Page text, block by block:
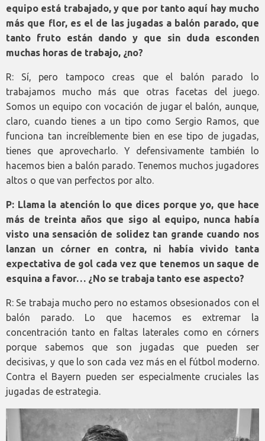
equipo está trabajado, y que por tanto aquí hay mucho
más que flor, es el de las jugadas a balón parado, que
tanto fruto están dando y que sin duda esconden
muchas horas de trabajo, ¿no?
R: Sí, pero tampoco creas que el balón parado lo
trabajamos mucho más que otras facetas del juego.
Somos un equipo con vocación de jugar el balón, aunque,
claro, cuando tienes a un tipo como Sergio Ramos, que
funciona tan increíblemente bien en ese tipo de jugadas,
tienes que aprovecharlo. Y defensivamente también lo
hacemos bien a balón parado. Tenemos muchos jugadores
altos o que van perfectos por alto.
P: Llama la atención lo que dices porque yo, que hace
más de treinta años que sigo al equipo, nunca había
visto una sensación de solidez tan grande cuando nos
lanzan un córner en contra, ni había vivido tanta
expectativa de gol cada vez que tenemos un saque de
esquina a favor… ¿No se trabaja tanto ese aspecto?
R: Se trabaja mucho pero no estamos obsesionados con el
balón parado. Lo que hacemos es extremar la
concentración tanto en faltas laterales como en córners
porque sabemos que son jugadas que pueden ser
decisivas, y que lo son cada vez más en el fútbol moderno.
Contra el Bayern pueden ser especialmente cruciales las
jugadas de estrategia.